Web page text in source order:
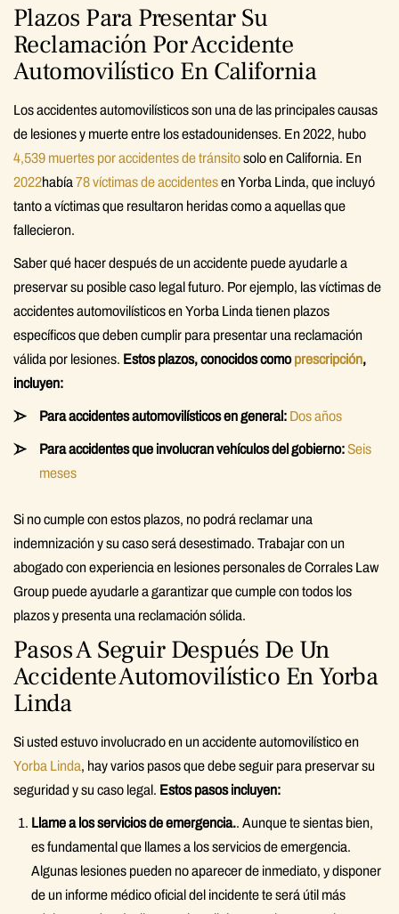
Plazos Para Presentar Su
Reclamación Por Accidente
Automovilístico En California
Los accidentes automovilísticos son una de las principales causas
de lesiones y muerte entre los estadounidenses. En 2022, hubo
4,539 muertes por accidentes de tránsitosolo en California. En
2022había 78 víctimas de accidentesen Yorba Linda, que incluyó
tanto a víctimas que resultaron heridas como a aquellas que
fallecieron.
Saber qué hacer después de un accidente puede ayudarle a
preservar su posible caso legal futuro. Por ejemplo, las víctimas de
accidentes automovilísticos en Yorba Linda tienen plazos
específicos que deben cumplir para presentar una reclamación
válida por lesiones. Estos plazos, conocidos comoprescripción,
incluyen:
Para accidentes automovilísticos en general: Dos años
Para accidentes que involucran vehículos del gobierno:Seis
meses
Si no cumple con estos plazos, no podrá reclamar una
indemnización y su caso será desestimado. Trabajar con un
abogado con experiencia en lesiones personales de Corrales Law
Group puede ayudarle a garantizar que cumple con todos los
plazos y presenta una reclamación sólida.
Pasos A Seguir Después De Un
Accidente Automovilístico En Yorba
Linda
Si usted estuvo involucrado en un accidente automovilístico en
Yorba Linda, hay varios pasos que debe seguir para preservar su
seguridad y su caso legal. Estos pasos incluyen:
Llame a los servicios de emergencia.. Aunque te sientas bien,
es fundamental que llames a los servicios de emergencia.
Algunas lesiones pueden no aparecer de inmediato, y disponer
de un informe médico oficial del incidente te será útil más